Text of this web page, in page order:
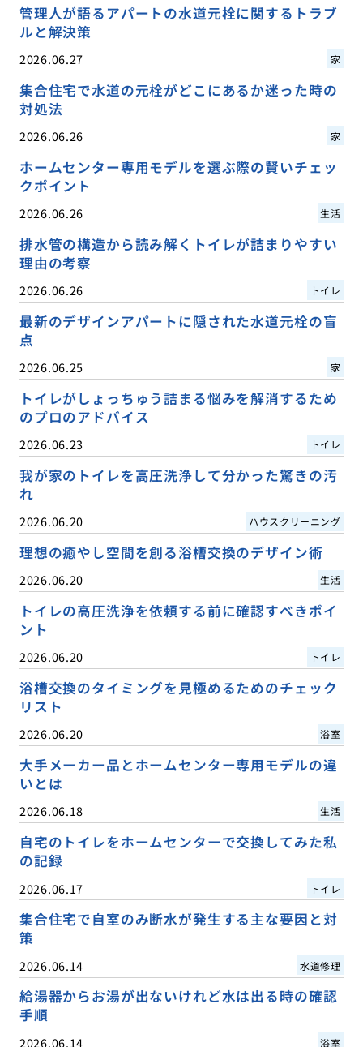
管理人が語るアパートの水道元栓に関するトラブ
ルと解決策
2026.06.27 家
集合住宅で水道の元栓がどこにあるか迷った時の
対処法
2026.06.26 家
ホームセンター専用モデルを選ぶ際の賢いチェッ
クポイント
2026.06.26 生活
排水管の構造から読み解くトイレが詰まりやすい
理由の考察
2026.06.26 トイレ
最新のデザインアパートに隠された水道元栓の盲
点
2026.06.25 家
トイレがしょっちゅう詰まる悩みを解消するため
のプロのアドバイス
2026.06.23 トイレ
我が家のトイレを高圧洗浄して分かった驚きの汚
れ
2026.06.20 ハウスクリーニング
理想の癒やし空間を創る浴槽交換のデザイン術
2026.06.20 生活
トイレの高圧洗浄を依頼する前に確認すべきポイ
ント
2026.06.20 トイレ
浴槽交換のタイミングを見極めるためのチェック
リスト
2026.06.20 浴室
大手メーカー品とホームセンター専用モデルの違
いとは
2026.06.18 生活
自宅のトイレをホームセンターで交換してみた私
の記録
2026.06.17 トイレ
集合住宅で自室のみ断水が発生する主な要因と対
策
2026.06.14 水道修理
給湯器からお湯が出ないけれど水は出る時の確認
手順
2026.06.14 浴室